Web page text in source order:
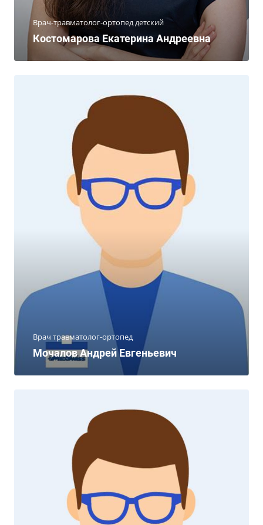
Врач-травматолог-ортопед детский
Костомарова Екатерина Андреевна
Врач травматолог-ортопед
Мочалов Андрей Евгеньевич